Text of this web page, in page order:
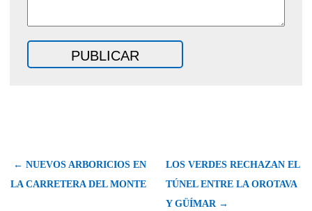
← NUEVOS ARBORICIOS EN
LA CARRETERA DEL MONTE
LOS VERDES RECHAZAN EL
TÚNEL ENTRE LA OROTAVA
Y GÜÍMAR →